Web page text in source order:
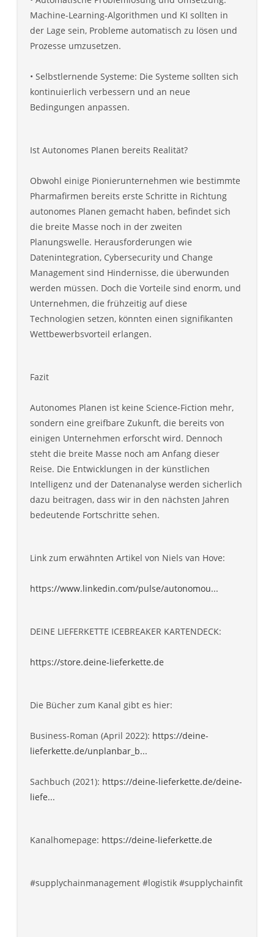
Machine-Learning-Algorithmen und KI sollten in
der Lage sein, Probleme automatisch zu lösen und
Prozesse umzusetzen.
• Selbstlernende Systeme: Die Systeme sollten sich
kontinuierlich verbessern und an neue
Bedingungen anpassen.
Ist Autonomes Planen bereits Realität?
Obwohl einige Pionierunternehmen wie bestimmte
Pharmafirmen bereits erste Schritte in Richtung
autonomes Planen gemacht haben, befindet sich
die breite Masse noch in der zweiten
Planungswelle. Herausforderungen wie
Datenintegration, Cybersecurity und Change
Management sind Hindernisse, die überwunden
werden müssen. Doch die Vorteile sind enorm, und
Unternehmen, die frühzeitig auf diese
Technologien setzen, könnten einen signifikanten
Wettbewerbsvorteil erlangen.
Fazit
Autonomes Planen ist keine Science-Fiction mehr,
sondern eine greifbare Zukunft, die bereits von
einigen Unternehmen erforscht wird. Dennoch
steht die breite Masse noch am Anfang dieser
Reise. Die Entwicklungen in der künstlichen
Intelligenz und der Datenanalyse werden sicherlich
dazu beitragen, dass wir in den nächsten Jahren
bedeutende Fortschritte sehen.
Link zum erwähnten Artikel von Niels van Hove:
https://www.linkedin.com/pulse/autonomou...
DEINE LIEFERKETTE ICEBREAKER KARTENDECK:
https://store.deine-lieferkette.de
Die Bücher zum Kanal gibt es hier:
Business-Roman (April 2022): https://deine-
lieferkette.de/unplanbar_b...
Sachbuch (2021): https://deine-lieferkette.de/deine-
liefe...
Kanalhomepage: https://deine-lieferkette.de
#supplychainmanagement #logistik #supplychainfit